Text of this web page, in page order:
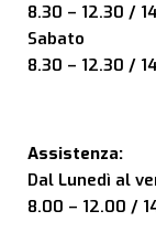
8.30 – 12.30 /
Sabato
8.30 – 12.30 /
Assistenza:
Dal Lunedì al
8.00 – 12.00 /